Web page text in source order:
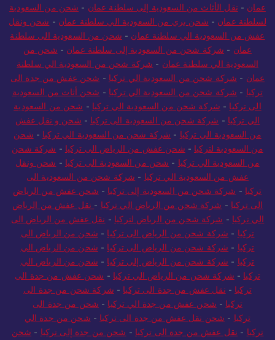
عمان - نقل الأثاث من السعودية إلى سلطنة عمان - شحن من السعودية
لسلطنة عمان - شحن بري من السعودية الي سلطنة عمان - شحن ونقل
عفش من السعودية الي سلطنة عمان - شحن من السعودية الى سلطنة
عمان - شركة شحن من السعودية إلى سلطنة عمان - شحن من
السعودية الي سلطنة عمان - شركة شحن من السعودية الي سلطنة
عمان - شركة شحن من السعودية الي تركيا - شحن عفش من جدة الى
تركيا - شركة شحن من السعودية الي تركيا - شحن أثاث من السعودية
الى تركيا - شركة شحن من السعودية الي تركيا - شحن من السعودية
الي تركيا - شركة شحن من السعودية الى تركيا - شحن و نقل عفش
من السعودية الي تركيا - شركة شحن من السعودية الي تركيا - شحن
من السعودية لتركيا - شحن عفش من الرياض الى تركيا - شركة شحن
من السعودية الي تركيا - شحن من السعودية الى تركيا - شحن ونقل
عفش من السعودية الي تركيا - شركة شحن من السعودية الى
تركيا - شركة شحن من السعودية إلى تركيا - شحن عفش من الرياض
الى تركيا - شركة شحن من الرياض الي تركيا - نقل عفش من الرياض
الي تركيا - شركة شحن من الرياض لتركيا - نقل عفش من الرياض الى
تركيا - شركة شحن من الرياض الى تركيا - شحن من الرياض الى
تركيا - شركة شحن من الرياض الى تركيا - شحن من الرياض الي
تركيا - شركة شحن من الرياض إلى تركيا - شحن من الرياض الي
تركيا - شركة شحن من الرياض الي تركيا - شحن عفش من جدة الى
تركيا - نقل عفش من جدة الى تركيا - شركة شحن من جدة الى
تركيا - شحن عفش من جدة الي تركيا - شحن من جدة الى
تركيا - شحن نقل عفش من جدة الى تركيا - شحن من جدة الي
تركيا - نقل عفش من جدة الى تركيا - شحن من جدة إلى تركيا - شحن